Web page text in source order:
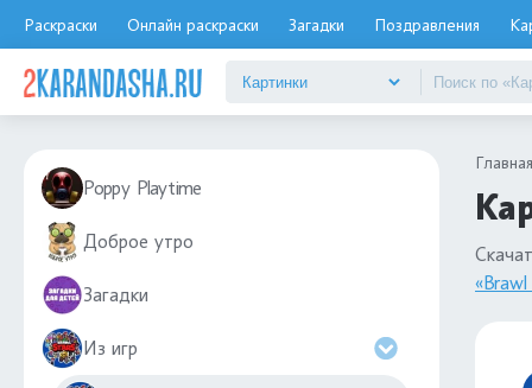
Раскраски Онлайн раскраски Загадки Поздравления
Poppy Playtime
Доброе утро
Загадки
Из игр
Главная
«Brawl